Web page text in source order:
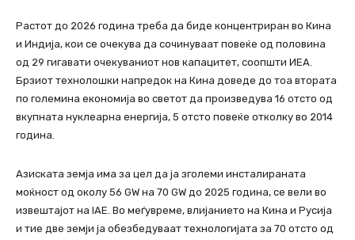
Растот до 2026 година треба да биде концентриран во Кина
и Индија, кои се очекува да сочинуваат повеќе од половина
од 29 гигавати очекуваниот нов капацитет, соопшти ИЕА.
Брзиот технолошки напредок на Кина доведе до тоа втората
по големина економија во светот да произведува 16 отсто од
вкупната нуклеарна енергија, 5 отсто повеќе отколку во 2014
година.
Азиската земја има за цел да ја зголеми инсталираната
моќност од околу 56 GW на 70 GW до 2025 година, се вели во
извештајот на IAE. Во меѓувреме, влијанието на Кина и Русија
и тие две земји ја обезбедуваат технологијата за 70 отсто од